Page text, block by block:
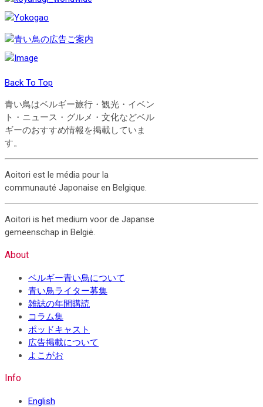
Back To Top
青い鳥はベルギー旅行・観光・イベン
ト・ニュース・グルメ・文化などベル
ギーのおすすめ情報を掲載していま
す。
Aoitori est le média pour la
communauté Japonaise en Belgique.
Aoitori is het medium voor de Japanse
gemeenschap in België.
About
ベルギー青い鳥について
青い鳥ライター募集
雑誌の年間購読
コラム集
ポッドキャスト
広告掲載について
よこがお
Info
English